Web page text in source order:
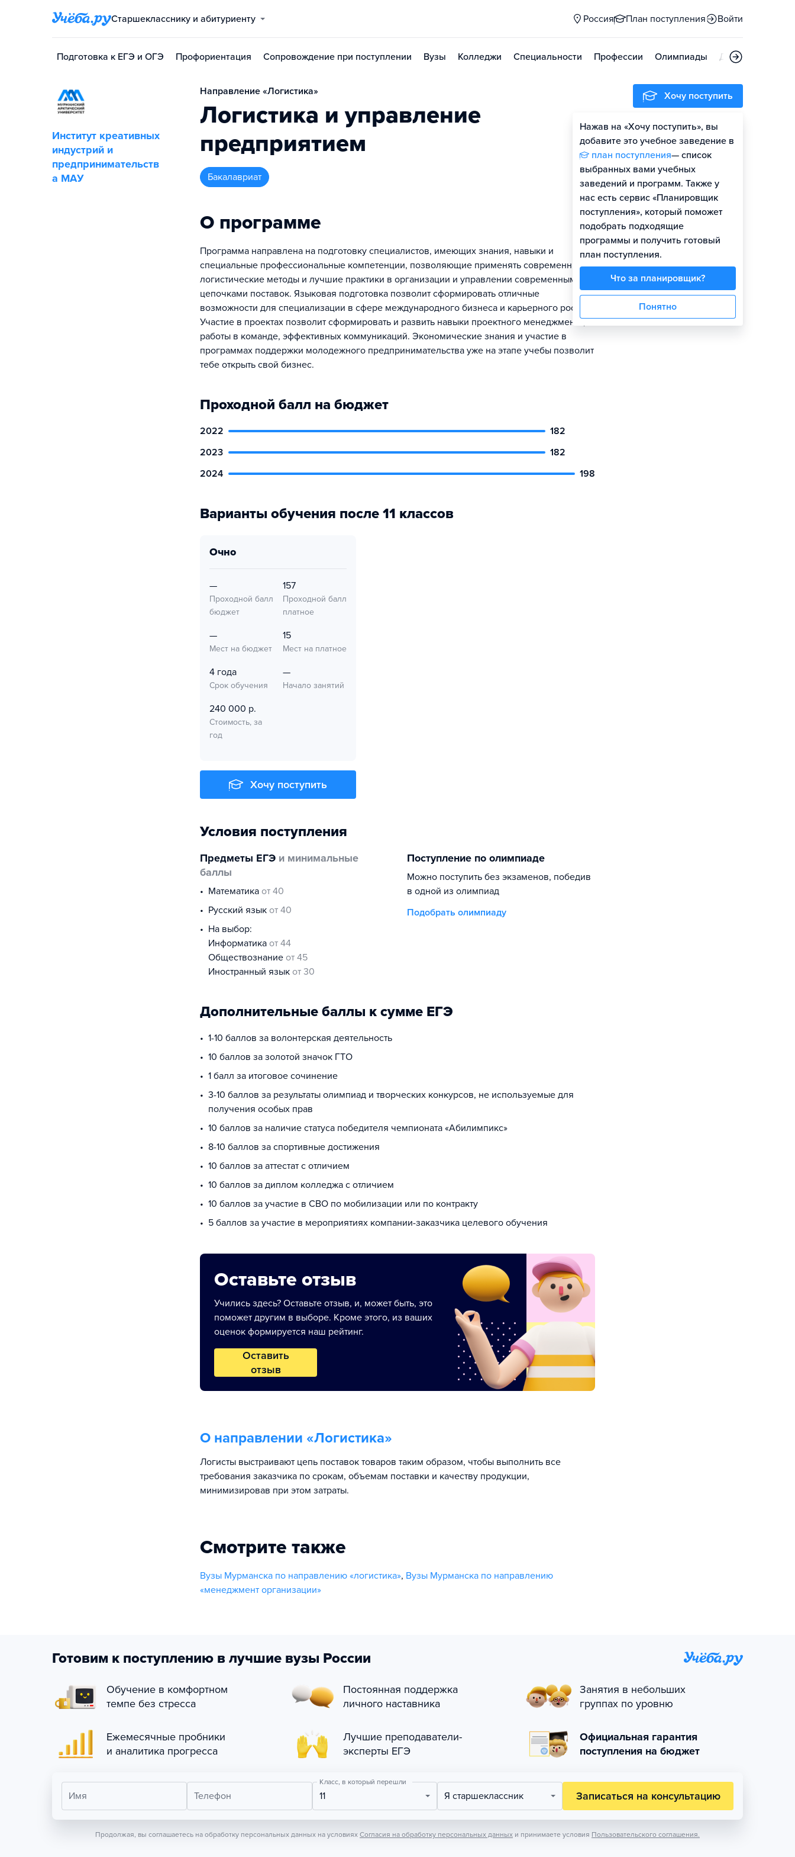
Старшекласснику и абитуриенту Россия План поступления Войти
Подготовка к ЕГЭ и ОГЭ Профориентация Сопровождение при поступлении Вузы Колледжи Специальности Профессии Олимпиады Дни открытых
Институт креативных
индустрий и
предпринимательств
а МАУ
Направление «Логистика»
Логистика и управление
предприятием
бакалавриат
О программе
Программа направлена на подготовку специалистов, имеющих знания, навыки и
специальные профессиональные компетенции, позволяющие применять современные
логистические методы и лучшие практики в организации и управлении современными
цепочками поставок. Языковая подготовка позволит сформировать отличные
возможности для специализации в сфере международного бизнеса и карьерного роста.
Участие в проектах позволит сформировать и развить навыки проектного менеджмента,
работы в команде, эффективных коммуникаций. Экономические знания и участие в
программах поддержки молодежного предпринимательства уже на этапе учебы позволит
тебе открыть свой бизнес.
Проходной балл на бюджет
2022
182
2023
182
2024
198
Варианты обучения после 11 классов
очно
—
Проходной балл
бюджет
157
Проходной балл
платное
—
Мест на бюджет
15
Мест на платное
4 года
Срок обучения
—
Начало занятий
240 000 р.
Стоимость, за
год
Хочу поступить
Условия поступления
Предметы ЕГЭ и минимальные
баллы
математика от 40
русский язык от 40
На выбор:
информатика от 44
обществознание от 45
иностранный язык от 30
Поступление по олимпиаде
Можно поступить без экзаменов, победив
в одной из олимпиад
Подобрать олимпиаду
Дополнительные баллы к сумме ЕГЭ
1-10 баллов за волонтерская деятельность
10 баллов за золотой значок ГТО
1 балл за итоговое сочинение
3-10 баллов за результаты олимпиад и творческих конкурсов, не используемые для
получения особых прав
10 баллов за наличие статуса победителя чемпионата «Абилимпикс»
8-10 баллов за спортивные достижения
10 баллов за аттестат с отличием
10 баллов за диплом колледжа с отличием
10 баллов за участие в СВО по мобилизации или по контракту
5 баллов за участие в мероприятиях компании-заказчика целевого обучения
Оставьте отзыв
Учились здесь? Оставьте отзыв, и, может быть, это
поможет другим в выборе. Кроме этого, из ваших
оценок формируется наш рейтинг.
Оставить
отзыв
О направлении «Логистика»
Логисты выстраивают цепь поставок товаров таким образом, чтобы выполнить все
требования заказчика по срокам, объемам поставки и качеству продукции,
минимизировав при этом затраты.
Смотрите также
Вузы Мурманска по направлению «логистика», Вузы Мурманска по направлению
«менеджмент организации»
Хочу поступить
Нажав на «Хочу поступить», вы
добавите это учебное заведение в
план поступления— список
выбранных вами учебных
заведений и программ. Также у
нас есть сервис «Планировщик
поступления», который поможет
подобрать подходящие
программы и получить готовый
план поступления.
Что за планировщик?
Понятно
Готовим к поступлению в лучшие вузы России
Обучение в комфортном
темпе без стресса
Постоянная поддержка
личного наставника
Занятия в небольших
группах по уровню
Ежемесячные пробники
и аналитика прогресса
Лучшие преподаватели-
эксперты ЕГЭ
Официальная гарантия
поступления на бюджет
Имя Телефон
Класс, в который перешли
11 Я старшеклассник Записаться на консультацию
Продолжая, вы соглашаетесь на обработку персональных данных на условиях Согласия на обработку персональных данных и принимаете условия Пользовательского соглашения.